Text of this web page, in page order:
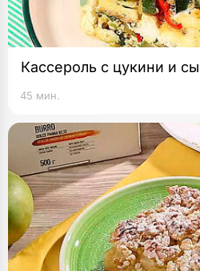
Кассероль с цукини и
45 мин.